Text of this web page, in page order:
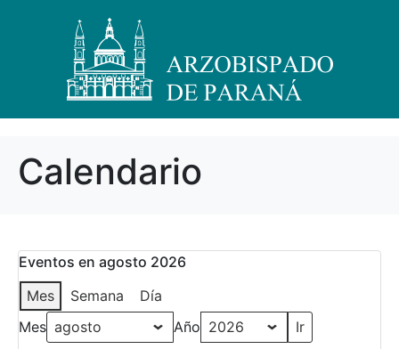
Calendario
Eventos en agosto 2026
Mes
Semana
Día
Mes
Año